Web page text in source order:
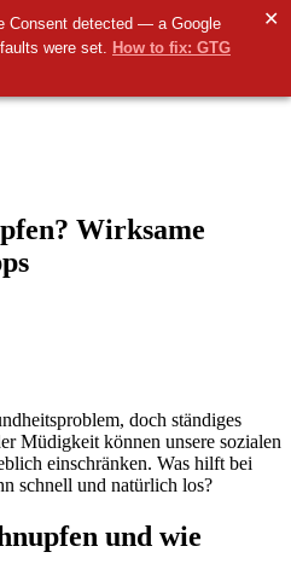
Consent detected — a Google
were set. How to fix: GTG
✕
Wirksame
doch ständiges
Müdigkeit können unsere sozialen
einschränken. Was hilft bei
schnell und natürlich los?
und wie